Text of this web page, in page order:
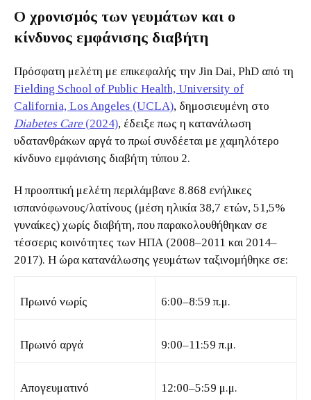
Ο χρονισμός των γευμάτων και ο
κίνδυνος εμφάνισης διαβήτη
Πρόσφατη μελέτη με επικεφαλής την Jin Dai, PhD από τη
Fielding School of Public Health, University of
California, Los Angeles (UCLA), δημοσιευμένη στο
Diabetes Care(2024), έδειξε πως η κατανάλωση
υδατανθράκων αργά το πρωί συνδέεται με χαμηλότερο
κίνδυνο εμφάνισης διαβήτη τύπου 2.
Η προοπτική μελέτη περιλάμβανε 8.868 ενήλικες
ισπανόφωνους/λατίνους (μέση ηλικία 38,7 ετών, 51,5%
γυναίκες) χωρίς διαβήτη, που παρακολουθήθηκαν σε
τέσσερις κοινότητες των ΗΠΑ (2008–2011 και 2014–
2017). Η ώρα κατανάλωσης γευμάτων ταξινομήθηκε σε:
Πρωινό νωρίς 6:00–8:59 π.μ.
Πρωινό αργά 9:00–11:59 π.μ.
Απογευματινό 12:00–5:59 μ.μ.